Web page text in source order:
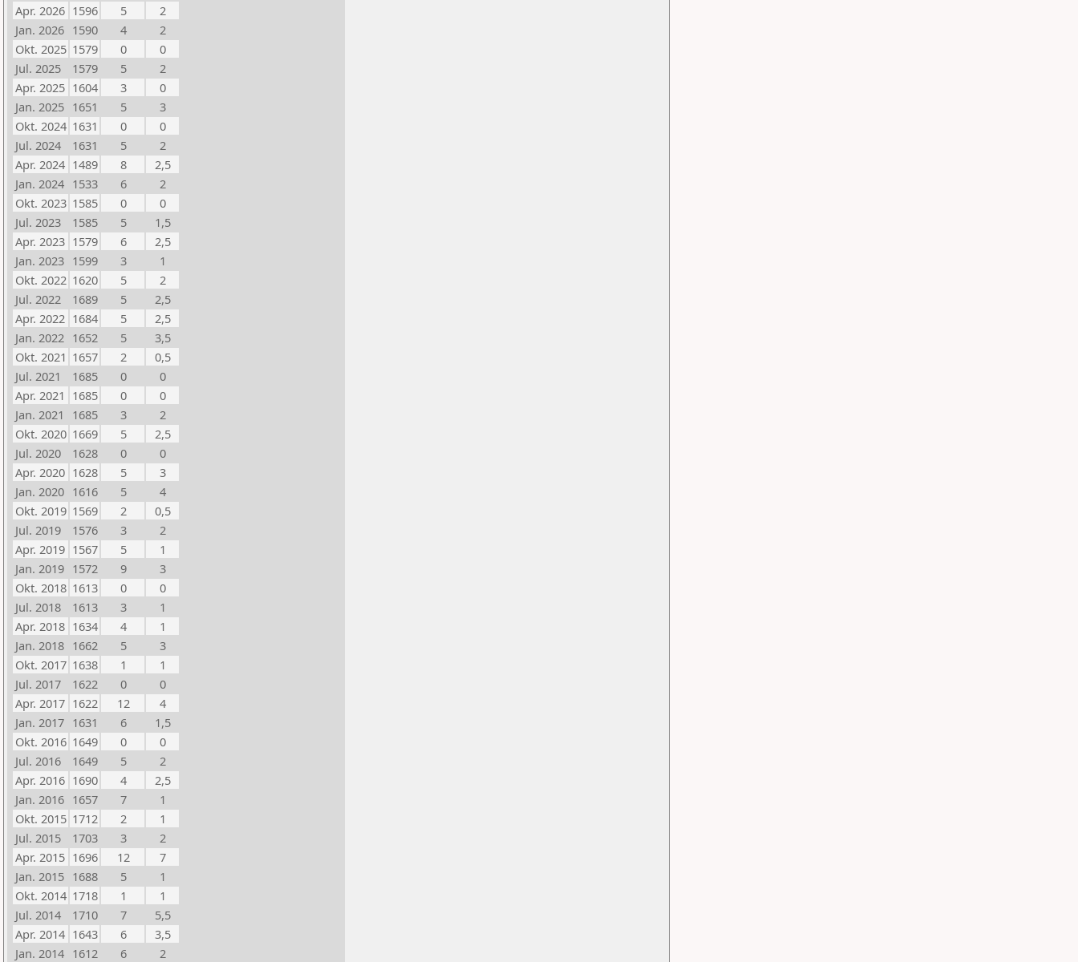
Apr. 2026 1596 5
2
Jan. 2026 1590 4
2
Okt. 2025 1579 0
0
Jul. 2025
1579 5
2
Apr. 2025 1604 3
0
Jan. 2025 1651 5
3
Okt. 2024 1631 0
0
Jul. 2024
1631 5
2
Apr. 2024 1489 8
2,5
Jan. 2024 1533 6
2
Okt. 2023 1585 0
0
Jul. 2023
1585 5
1,5
Apr. 2023 1579 6
2,5
Jan. 2023 1599 3
1
Okt. 2022 1620 5
2
Jul. 2022
1689 5
2,5
Apr. 2022 1684 5
2,5
Jan. 2022 1652 5
3,5
Okt. 2021 1657 2
0,5
Jul. 2021
1685 0
0
Apr. 2021 1685 0
0
Jan. 2021
1685 3
2
Okt. 2020 1669 5
2,5
Jul. 2020
1628 0
0
Apr. 2020 1628 5
3
Jan. 2020 1616 5
4
Okt. 2019 1569 2
0,5
Jul. 2019
1576 3
2
Apr. 2019 1567 5
1
Jan. 2019 1572 9
3
Okt. 2018 1613 0
0
Jul. 2018
1613 3
1
Apr. 2018 1634 4
1
Jan. 2018 1662 5
3
Okt. 2017 1638 1
1
Jul. 2017
1622 0
0
Apr. 2017 1622 12
4
Jan. 2017 1631 6
1,5
Okt. 2016 1649 0
0
Jul. 2016
1649 5
2
Apr. 2016 1690 4
2,5
Jan. 2016 1657 7
1
Okt. 2015 1712 2
1
Jul. 2015
1703 3
2
Apr. 2015 1696 12
7
Jan. 2015 1688 5
1
Okt. 2014 1718 1
1
Jul. 2014
1710 7
5,5
Apr. 2014 1643 6
3,5
Jan. 2014 1612 6
2